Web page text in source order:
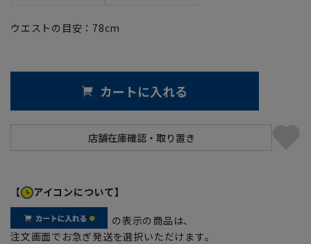
ウエストの目安： 78cm
カートに入れる
【 アイコンについて】
の表示の商品は、
注文画面でお急ぎ発送を選択いただけます。